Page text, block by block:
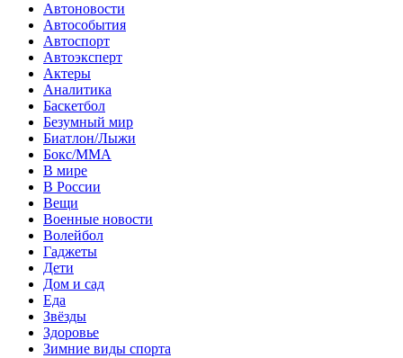
Автоновости
Автособытия
Автоспорт
Автоэксперт
Актеры
Аналитика
Баскетбол
Безумный мир
Биатлон/Лыжи
Бокс/MMA
В мире
В России
Вещи
Военные новости
Волейбол
Гаджеты
Дети
Дом и сад
Еда
Звёзды
Здоровье
Зимние виды спорта